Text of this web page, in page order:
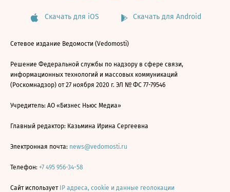
Скачать для iOS Скачать для Android
Сетевое издание Ведомости (Vedomosti)
Решение Федеральной службы по надзору в сфере связи,
информационных технологий и массовых коммуникаций
(Роскомнадзор) от 27 ноября 2020 г. ЭЛ № ФС 77-79546
Учредитель: АО «Бизнес Ньюс Медиа»
Главный редактор: Казьмина Ирина Сергеевна
Электронная почта: news@vedomosti.ru
Телефон: +7 495 956-34-58
Сайт использует IP адреса, cookie и данные геолокации